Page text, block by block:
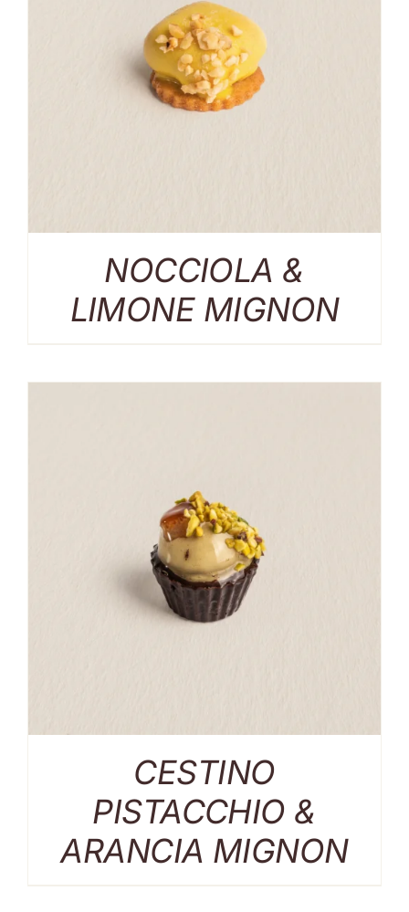
NOCCIOLA &
LIMONE MIGNON
CESTINO
PISTACCHIO &
ARANCIA MIGNON